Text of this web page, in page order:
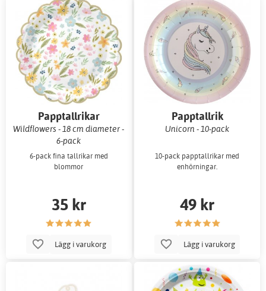
Papptallrikar
Wildflowers - 18 cm diameter -
6-pack
6-pack fina tallrikar med
blommor
35 kr
Lägg i varukorg
Papptallrik
Unicorn - 10-pack
10-pack papptallrikar med
enhörningar.
49 kr
Lägg i varukorg